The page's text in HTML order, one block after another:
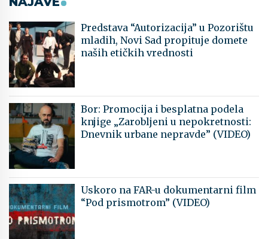
Predstava “Autorizacija” u Pozorištu
mladih, Novi Sad propituje domete
naših etičkih vrednosti
Bor: Promocija i besplatna podela
knjige „Zarobljeni u nepokretnosti:
Dnevnik urbane nepravde” (VIDEO)
Uskoro na FAR-u dokumentarni film
“Pod prismotrom” (VIDEO)